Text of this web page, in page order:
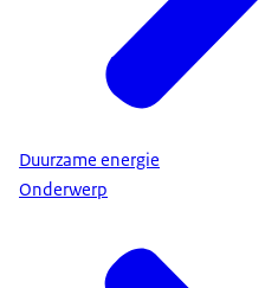
Duurzame energie
Onderwerp